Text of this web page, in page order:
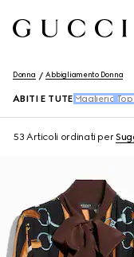
Donna Abbigliamento Donna
ABITI E TUTE Maglieria
53 Articoli ordinati per